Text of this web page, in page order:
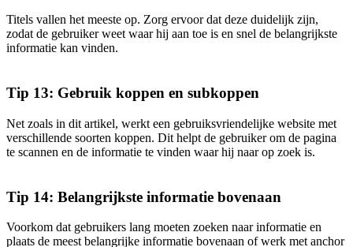
Titels vallen het meeste op. Zorg ervoor dat deze duidelijk zijn,
zodat de gebruiker weet waar hij aan toe is en snel de belangrijkste
informatie kan vinden.
Tip 13: Gebruik koppen en subkoppen
Net zoals in dit artikel, werkt een gebruiksvriendelijke website met
verschillende soorten koppen. Dit helpt de gebruiker om de pagina
te scannen en de informatie te vinden waar hij naar op zoek is.
Tip 14: Belangrijkste informatie bovenaan
Voorkom dat gebruikers lang moeten zoeken naar informatie en
plaats de meest belangrijke informatie bovenaan of werk met anchor